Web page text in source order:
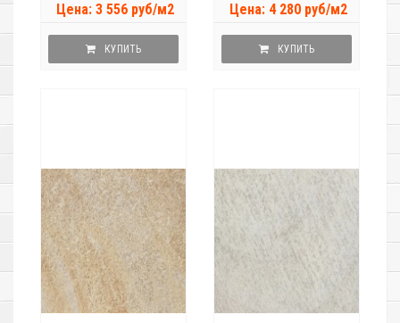
Цена: 3 556 руб/м2
КУПИТЬ
Цена: 4 280 руб/м2
КУПИТЬ